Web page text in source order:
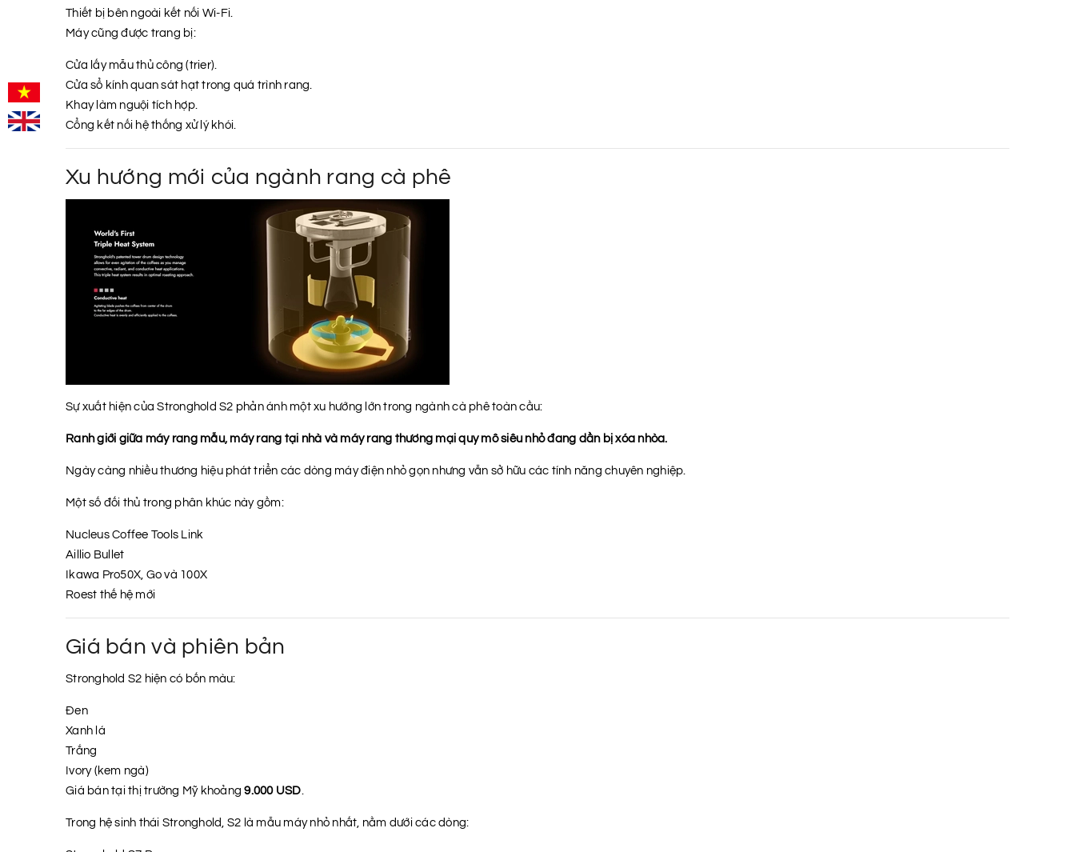
Thiết bị bên ngoài kết nối Wi-Fi.
Máy cũng được trang bị:
Cửa lấy mẫu thủ công (trier).
Cửa sổ kính quan sát hạt trong quá trình rang.
Khay làm nguội tích hợp.
Cổng kết nối hệ thống xử lý khói.
Xu hướng mới của ngành rang cà phê
Sự xuất hiện của Stronghold S2 phản ánh một xu hướng lớn trong ngành cà phê toàn cầu:
Ranh giới giữa máy rang mẫu, máy rang tại nhà và máy rang thương mại quy mô siêu nhỏ đang dần bị xóa nhòa.
Ngày càng nhiều thương hiệu phát triển các dòng máy điện nhỏ gọn nhưng vẫn sở hữu các tính năng chuyên nghiệp.
Một số đối thủ trong phân khúc này gồm:
Nucleus Coffee Tools Link
Aillio Bullet
Ikawa Pro50X, Go và 100X
Roest thế hệ mới
Giá bán và phiên bản
Stronghold S2 hiện có bốn màu:
Đen
Xanh lá
Trắng
Ivory (kem ngà)
Giá bán tại thị trường Mỹ khoảng9.000 USD.
Trong hệ sinh thái Stronghold, S2 là mẫu máy nhỏ nhất, nằm dưới các dòng: